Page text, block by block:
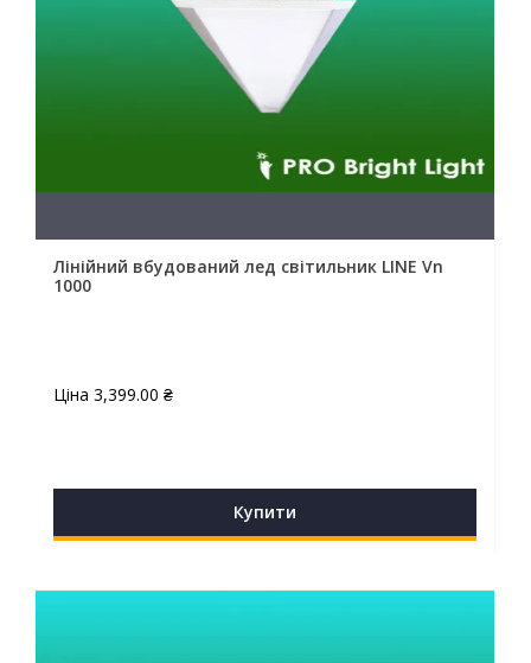
Лінійний вбудований лед світильник LINE Vn
1000
Ціна 3,399.00 ₴
Купити